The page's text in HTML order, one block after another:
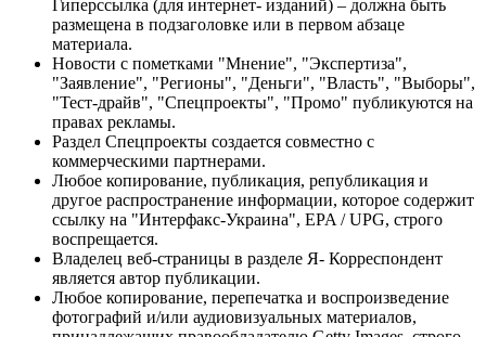
Гиперссылка (для интернет- изданий) – должна быть
размещена в подзаголовке или в первом абзаце
материала.
Новости с пометками "Мнение", "Экспертиза",
"Заявление", "Регионы", "Деньги", "Власть", "Выборы",
"Тест-драйв", "Спецпроекты", "Промо" публикуются на
правах рекламы.
Раздел Спецпроекты создается совместно с
коммерческими партнерами.
Любое копирование, публикация, републикация и
другое распространение информации, которое содержит
ссылку на "Интерфакс-Украина", EPA / UPG, строго
воспрещается.
Владелец веб-страницы в разделе Я- Корреспондент
является автор публикации.
Любое копирование, перепечатка и воспроизведение
фотографий и/или аудиовизуальных материалов,